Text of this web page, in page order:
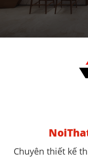
Chuyên thiết kế